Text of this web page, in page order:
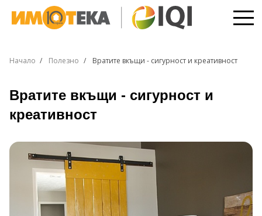
Начало Полезно Вратите вкъщи - сигурност и креативност
Вратите вкъщи - сигурност и
креативност